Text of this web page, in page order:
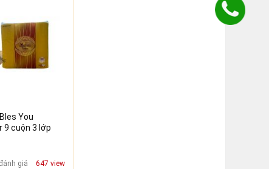
You
9 cuộn 3 lớp
giá 647 view